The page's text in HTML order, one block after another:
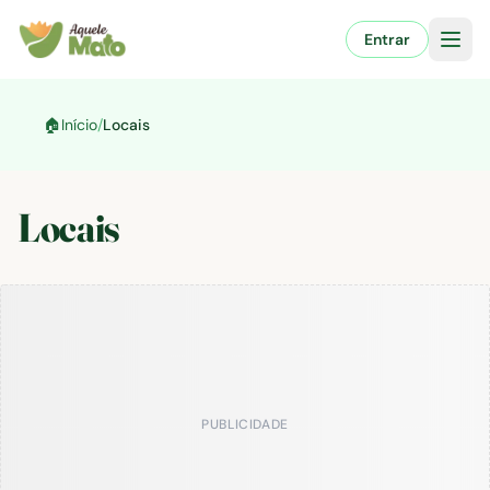
para
Entrar
🏠Início/Locais
Locais
PUBLICIDADE